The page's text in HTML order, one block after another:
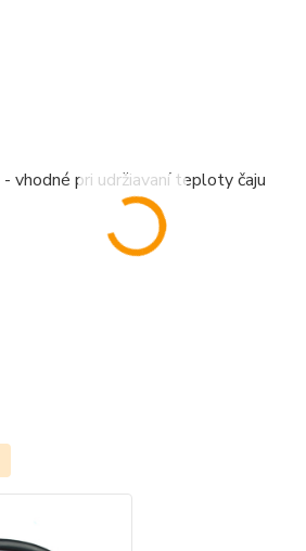
- vhodné pri udržiavaní teploty čaju